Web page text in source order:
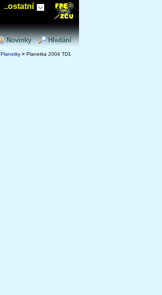
..ostatní
Novinky Hledání
Planetky > Planetka 2004 TD1